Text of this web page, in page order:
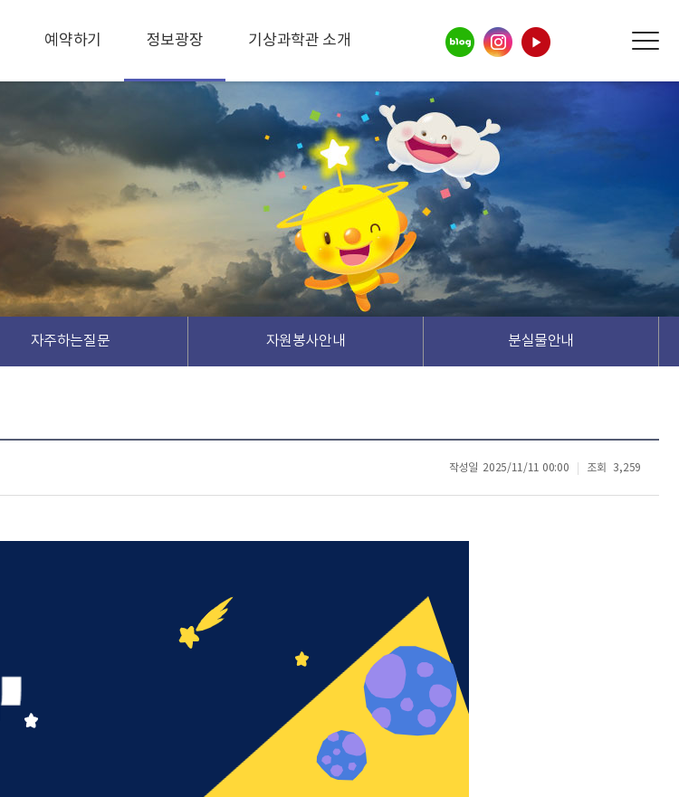
예약하기 정보광장 기상과학관 소개
자주하는질문 자원봉사안내 분실물안내
작성일 2025/11/11 00:00 조회 3,259